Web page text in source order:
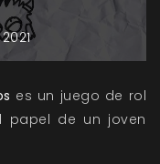
2021
es un juego de rol
papel de un joven